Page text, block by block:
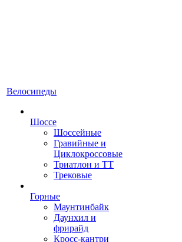
Велосипеды
Шоссе
Шоссейные
Гравийные и
Циклокроссовые
Триатлон и ТТ
Трековые
Горные
Маунтинбайк
Даунхил и
фрирайд
Кросс-кантри